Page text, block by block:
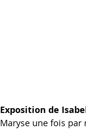
Exposition de
Maryse une fois par